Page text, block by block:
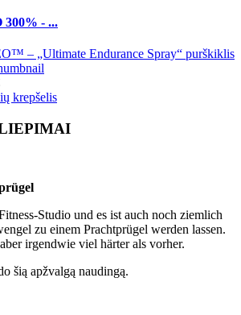
- ...
krepšelis
Studio und es ist auch noch ziemlich
zu einem Prachtprügel werden lassen.
irgendwie viel härter als vorher.
šią apžvalgą naudingą.